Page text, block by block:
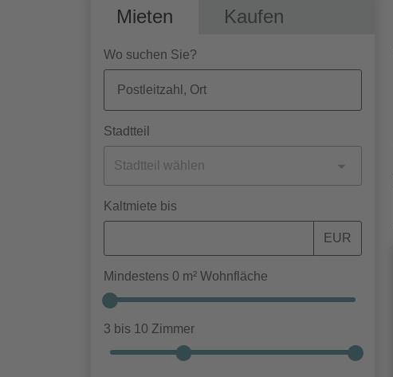
Mieten Kaufen
Wo suchen Sie?
Stadtteil
Stadtteil wählen
Kaltmiete bis
EUR
Mindestens 0 m² Wohnfläche
3 bis 10 Zimmer